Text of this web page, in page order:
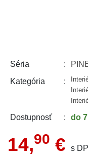
Séria
Kategória
Dostupnosť do
14,90 €
s